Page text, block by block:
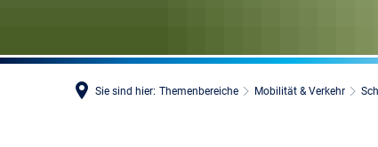
Sie sind hier: Themenbereiche Mobilität & Verkehr